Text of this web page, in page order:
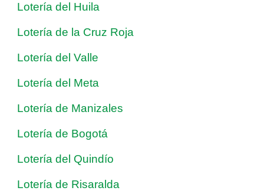
Lotería del Huila
Lotería de la Cruz Roja
Lotería del Valle
Lotería del Meta
Lotería de Manizales
Lotería de Bogotá
Lotería del Quindío
Lotería de Risaralda